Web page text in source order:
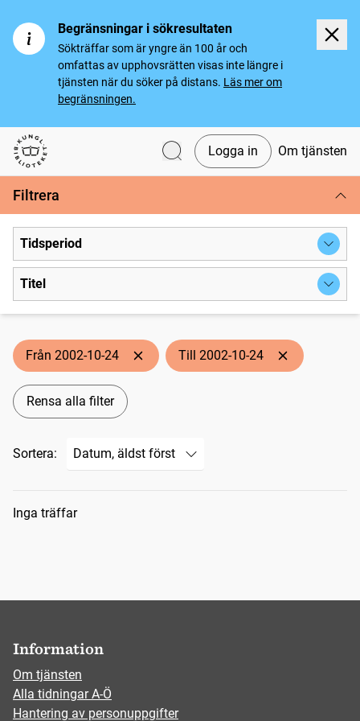
Begränsningar i sökresultaten
Sökträffar som är yngre än 100 år och
omfattas av upphovsrätten visas inte längre i
tjänsten när du söker på distans. Läs mer om
begränsningen.
Svenska tidningar
Logga in Om tjänsten
Filtrera
Tidsperiod
Titel
Från 2002-10-24 Till 2002-10-24
Rensa alla filter
Sortera:
Sökresultat
Inga träffar
Information
Om tjänsten
Alla tidningar A-Ö
Hantering av personuppgifter